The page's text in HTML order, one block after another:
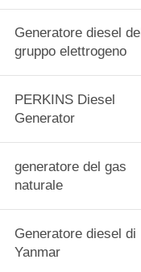
Generatore diesel del
gruppo elettrogeno
PERKINS Diesel
Generator
generatore del gas
naturale
Generatore diesel di
Yanmar